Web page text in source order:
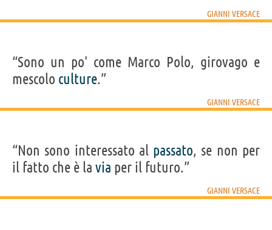
GIANNI VERSACE
“Sono un po' come Marco Polo, girovago e
mescolo culture.”
GIANNI VERSACE
“Non sono interessato al passato, se non per
il fatto che è la via per il futuro.”
GIANNI VERSACE